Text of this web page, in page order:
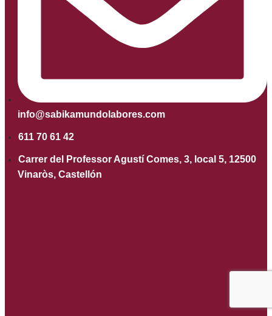
info@sabikamundolabores.com
611 70 61 42
Carrer del Professor Agustí Comes, 3, local 5, 12500
Vinaròs, Castellón